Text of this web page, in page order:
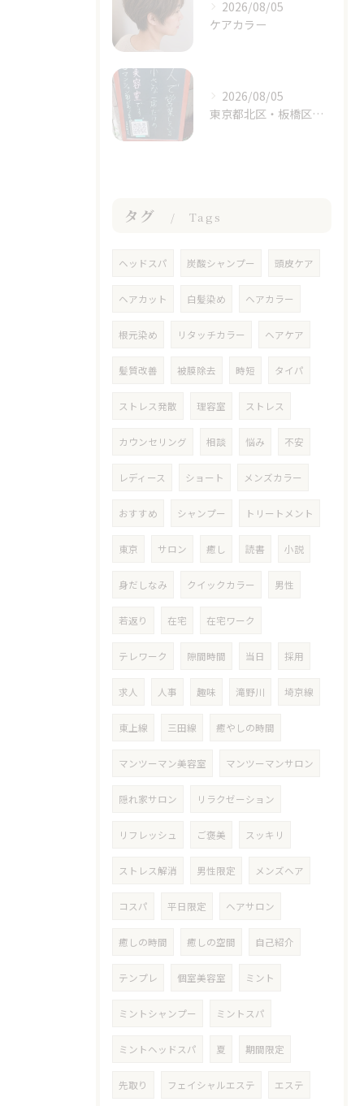
2026/08/05
ケアカラー
2026/08/05
東京都北区・板橋区でヘアマニキュアをお探しの方へ｜頭皮がしみる方のための白髪染めという選択肢
タグ Tags
ヘッドスパ 炭酸シャンプー 頭皮ケア
ヘアカット 白髪染め ヘアカラー
根元染め リタッチカラー ヘアケア
髪質改善 被膜除去 時短 タイパ
ストレス発散 理容室 ストレス
カウンセリング 相談 悩み 不安
レディース ショート メンズカラー
おすすめ シャンプー トリートメント
東京 サロン 癒し 読書 小説
身だしなみ クイックカラー 男性
若返り 在宅 在宅ワーク
テレワーク 隙間時間 当日 採用
求人 人事 趣味 滝野川 埼京線
東上線 三田線 癒やしの時間
マンツーマン美容室 マンツーマンサロン
隠れ家サロン リラクゼーション
リフレッシュ ご褒美 スッキリ
ストレス解消 男性限定 メンズヘア
コスパ 平日限定 ヘアサロン
癒しの時間 癒しの空間 自己紹介
テンプレ 個室美容室 ミント
ミントシャンプー ミントスパ
ミントヘッドスパ 夏 期間限定
先取り フェイシャルエステ エステ